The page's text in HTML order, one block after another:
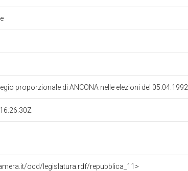
proporzionale di ANCONA nelle elezioni del 05.04.1992
ocd/legislatura.rdf/repubblica_11>